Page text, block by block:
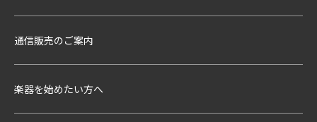
通信販売のご案内
楽器を始めたい方へ